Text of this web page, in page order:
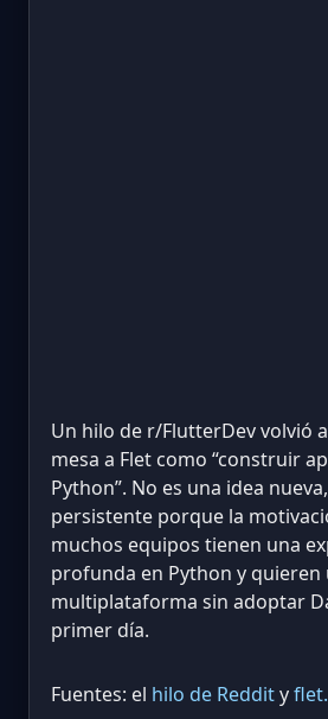
Un hilo de r/FlutterDev volvió
mesa a Flet como “construir
Python”. No es una idea
persistente porque la
muchos equipos tienen una
profunda en Python y quieren
multiplataforma sin adoptar
primer día.
Fuentes: el hilo de Reddity